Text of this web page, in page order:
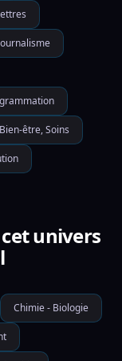
être, Soins
univers
Chimie - Biologie